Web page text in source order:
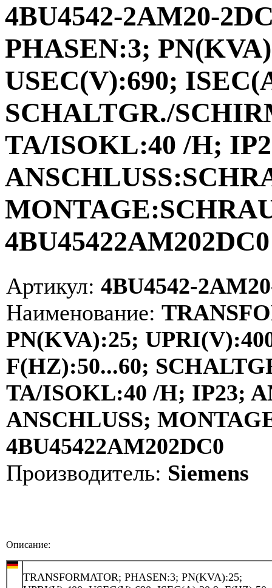
4BU4542-2AM20-
PHASEN:3;
USEC(V):690;
SCHALTGR./
TA/ISOKL:40 /H;
Артикул: 4BU4542-
Наименование:
PN(KVA):25;
F(HZ):50...60;
TA/ISOKL:40 /H; IP23;
ANSCHLUSS;
4BU45422AM202DC0
Производитель: Siemens
Описание:
TRANSFORMATOR; PHASEN:3; PN(KVA):25;